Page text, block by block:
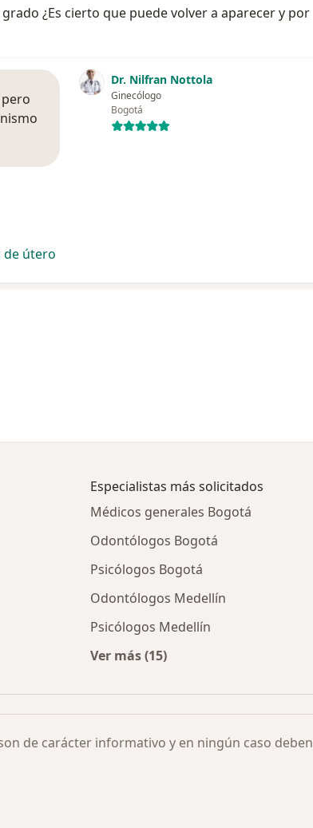
¿Es cierto que puede volver a aparecer y por
Dr. Nilfran Nottola
Ginecólogo
Bogotá
de útero
Especialistas más solicitados
Médicos generales Bogotá
Odontólogos Bogotá
Psicólogos Bogotá
Odontólogos Medellín
Psicólogos Medellín
Ver más (15)
de carácter informativo y en ningún caso deben